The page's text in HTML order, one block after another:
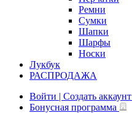
Ремни
Сумки
Шапки
Шарфы
Носки
Лукбук
РАСПРОДАЖА
Войти | Создать аккаунт
Бонусная программа